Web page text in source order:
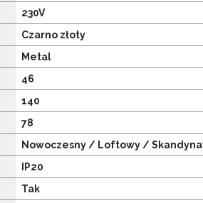
230V
Czarno złoty
Metal
46
140
78
Nowoczesny / Loftowy /
IP20
Tak